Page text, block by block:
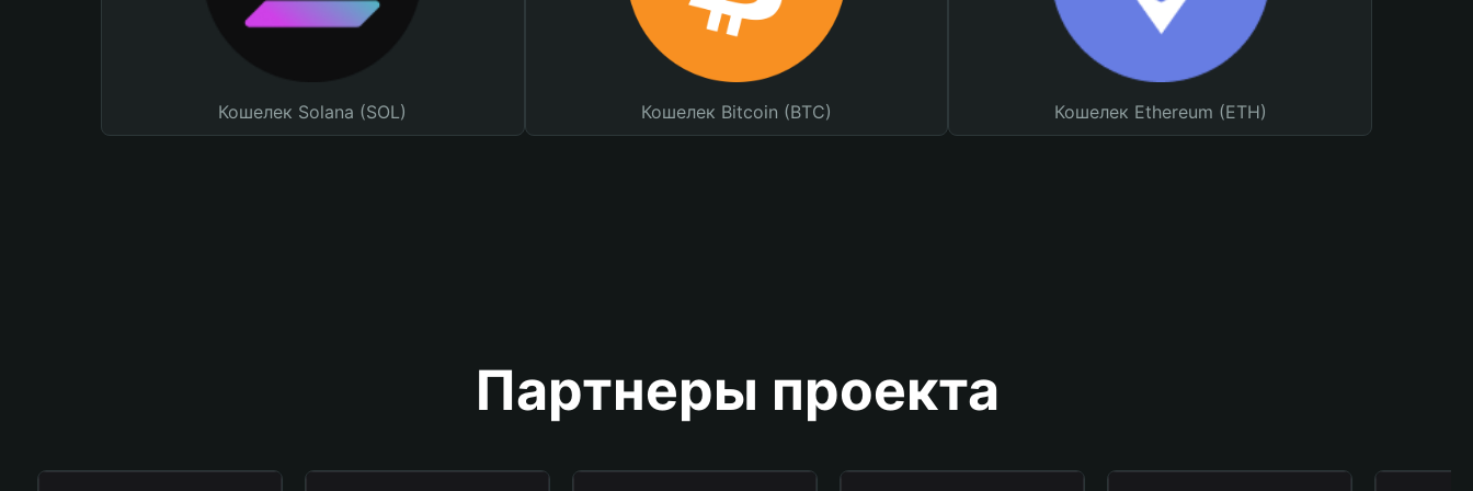
Кошелек Solana (SOL) Кошелек Bitcoin (BTC) Кошелек Ethereum (ETH)
Партнеры проекта